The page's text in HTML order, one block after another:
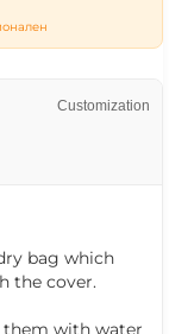
Customization
bag which
the cover.
them with water